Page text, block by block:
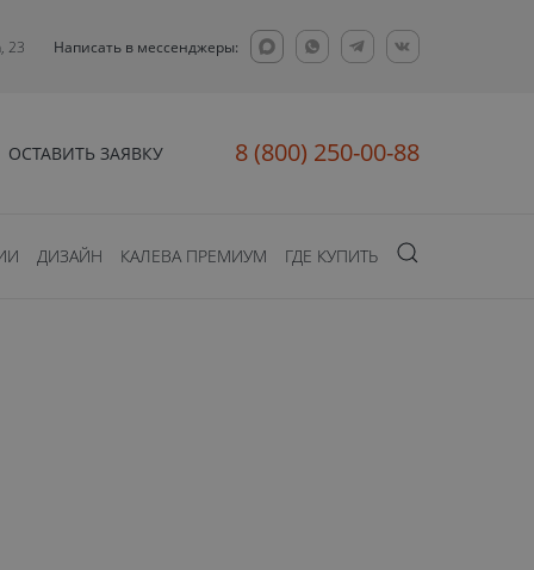
23 Написать в мессенджеры:
ОСТАВИТЬ ЗАЯВКУ 8 (800) 250-00-88
ДИЗАЙН КАЛЕВА ПРЕМИУМ ГДЕ КУПИТЬ